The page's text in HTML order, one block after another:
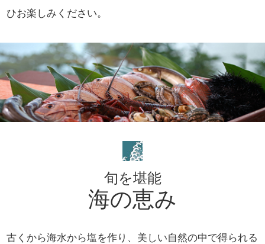
ひお楽しみください。
旬を堪能
海の恵み
古くから海水から塩を作り、美しい自然の中で得られる